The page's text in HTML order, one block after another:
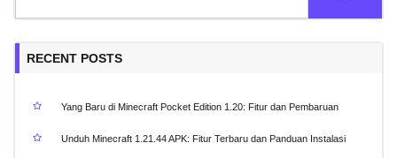
RECENT POSTS
Yang Baru di Minecraft Pocket Edition 1.20: Fitur dan Pembaruan
Unduh Minecraft 1.21.44 APK: Fitur Terbaru dan Panduan Instalasi